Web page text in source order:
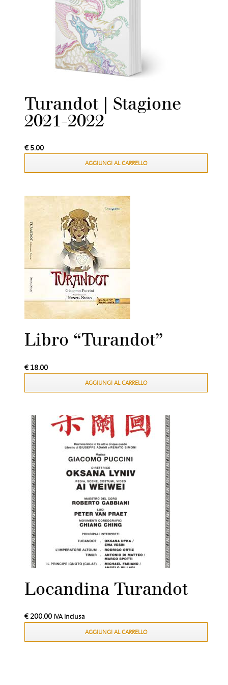
Turandot | Stagione
2021-2022
€5.00
AGGIUNGI AL CARRELLO
Libro “Turandot”
€18.00
AGGIUNGI AL CARRELLO
Locandina Turandot
€200.00 IVA inclusa
AGGIUNGI AL CARRELLO